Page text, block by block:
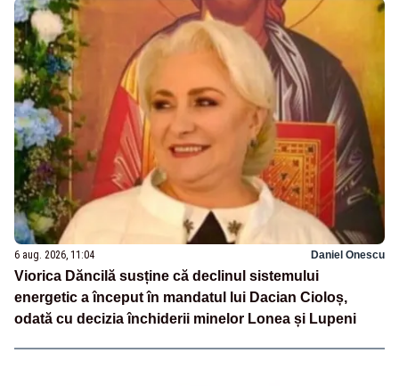
6 aug. 2026, 11:04 Daniel Onescu
Viorica Dăncilă susține că declinul sistemului
energetic a început în mandatul lui Dacian Cioloș,
odată cu decizia închiderii minelor Lonea și Lupeni